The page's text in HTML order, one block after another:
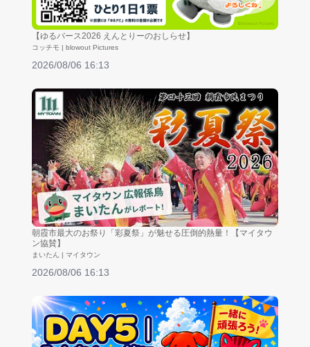
【ゆるバース2026 えんとりーのおしらせ】
コッチモ | blowout Pictures
2026/08/06 16:13
朝霞市最大のお祭り「彩夏祭」が魅せる圧倒的熱量！【マイタウ
ン協賛】
まいたん | マイタウン
2026/08/06 16:13